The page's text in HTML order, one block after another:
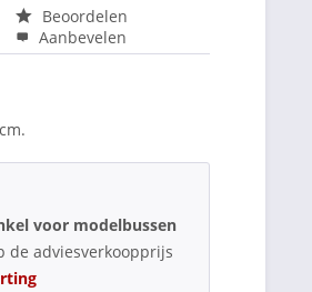
Beoordelen
Aanbevelen
voor modelbussen
de adviesverkoopprijs